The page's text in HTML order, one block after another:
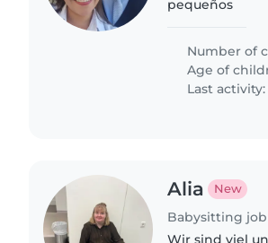
pequeños
Number of
Age of
Last
Alia New
Babysitting
Wir sind viel